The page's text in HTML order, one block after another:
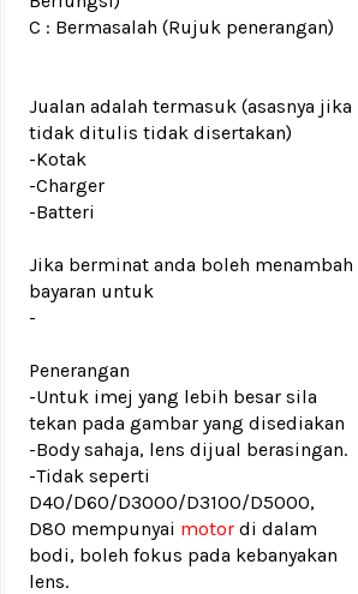
C : Bermasalah (Rujuk penerangan)
Jualan adalah termasuk (asasnya jika
tidak ditulis tidak disertakan)
-Kotak
-Charger
-Batteri
Jika berminat anda boleh menambah
bayaran untuk
-
Penerangan
-Untuk imej yang lebih besar sila
tekan pada gambar yang disediakan
-Body sahaja, lens dijual berasingan.
-Tidak seperti
D40/D60/D3000/D3100/D5000,
D80 mempunyai motor di dalam
bodi, boleh fokus pada kebanyakan
lens.